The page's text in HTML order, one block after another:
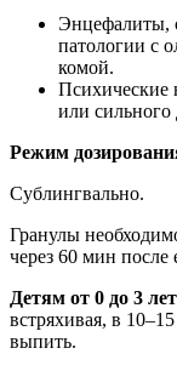
Энцефалиты,
патологии с
комой.
Психические
или сильного
Режим
Сублингвально.
Гранулы
через 60 мин после
Детям от 0 до 3 лет
встряхивая, в
выпить.